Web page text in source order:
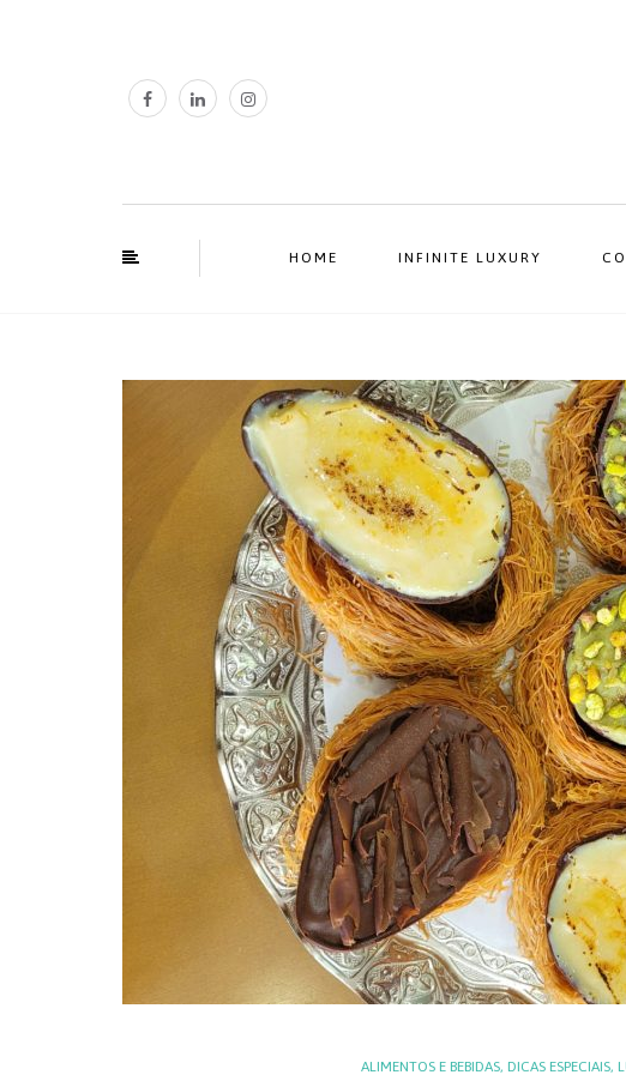
HOME INFINITE LUXURY
ALIMENTOS E BEBIDAS,DICAS ESPECIAIS,